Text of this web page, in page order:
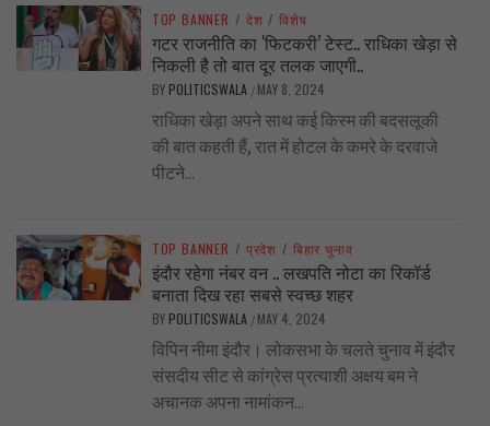
TOP BANNER / देश / विशेष
गटर राजनीति का ‘फिटकरी’ टेस्ट.. राधिका खेड़ा से
निकली है तो बात दूर तलक जाएगी..
BY POLITICSWALA / MAY 8, 2024
राधिका खेड़ा अपने साथ कई किस्म की बदसलूकी
की बात कहती हैं, रात में होटल के कमरे के दरवाजे
पीटने...
TOP BANNER / प्रदेश / बिहार चुनाव
इंदौर रहेगा नंबर वन .. लखपति नोटा का रिकॉर्ड
बनाता दिख रहा सबसे स्वच्छ शहर
BY POLITICSWALA / MAY 4, 2024
विपिन नीमा इंदौर। लोकसभा के चलते चुनाव में इंदौर
संसदीय सीट से कांग्रेस प्रत्याशी अक्षय बम ने
अचानक अपना नामांकन...